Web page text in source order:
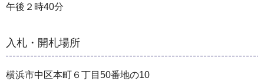
午後２時40分
入札・開札場所
横浜市中区本町６丁目50番地の10